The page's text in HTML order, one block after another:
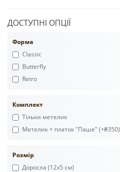
ДОСТУПНІ ОПЦІЇ
Форма
Classic
Butterfly
Retro
Комплект
Тільки метелик
Метелик + платок "Паше" (+₴350)
Розмір
Доросла (12х5 см)